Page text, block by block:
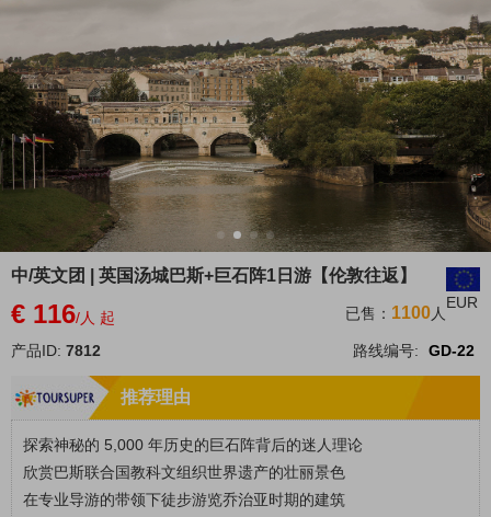
中/英文团 | 英国汤城巴斯+巨石阵1日游【伦敦往返】
EUR
€ 116/人 起 已售： 1100人
产品ID: 7812 路线编号: GD-22
推荐理由
探索神秘的 5,000 年历史的巨石阵背后的迷人理论
欣赏巴斯联合国教科文组织世界遗产的壮丽景色
在专业导游的带领下徒步游览乔治亚时期的建筑